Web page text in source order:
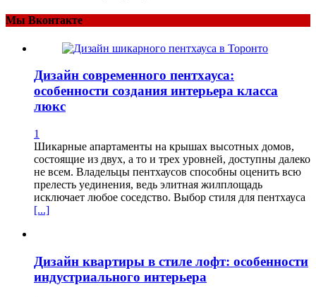
Мы Вконтакте
Дизайн современного пентхауса:
особенности создания интерьера класса
люкс
1
Шикарные апартаменты на крышах высотных домов,
состоящие из двух, а то и трех уровней, доступны далеко
не всем. Владельцы пентхаусов способны оценить всю
прелесть уединения, ведь элитная жилплощадь
исключает любое соседство. Выбор стиля для пентхауса
[...]
Дизайн квартиры в стиле лофт: особенности
индустриального интерьера